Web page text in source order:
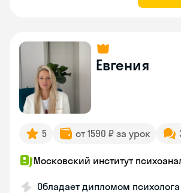
Евгения
5 от 1590 ₽ за урок
Московский институт
Обладает дипломом